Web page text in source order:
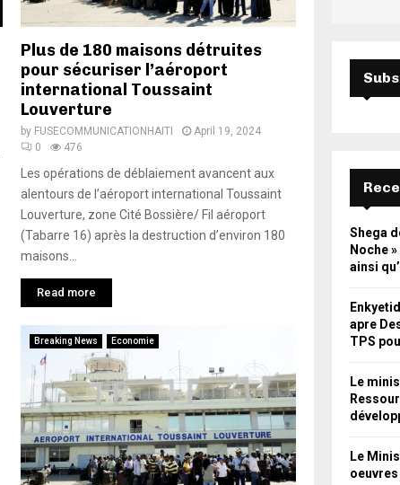
Plus de 180 maisons détruites
pour sécuriser l’aéroport
international Toussaint
Louverture
by FUSECOMMUNICATIONHAITI
April 19, 2024
0
476
Les opérations de déblaiement avancent aux
alentours de l’aéroport international Toussaint
Louverture, zone Cité Bossière/ Fil aéroport
(Tabarre 16) après la destruction d’environ 180
maisons...
Read more
Breaking News Economie
Shega
Noche
ainsi
apre
TPS
Le
Le